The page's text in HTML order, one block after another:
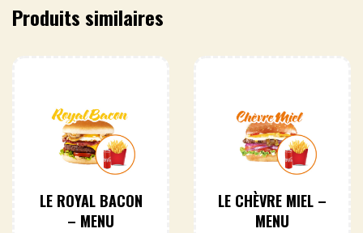
Produits similaires
LE ROYAL BACON
– MENU
LE CHÈVRE MIEL –
MENU